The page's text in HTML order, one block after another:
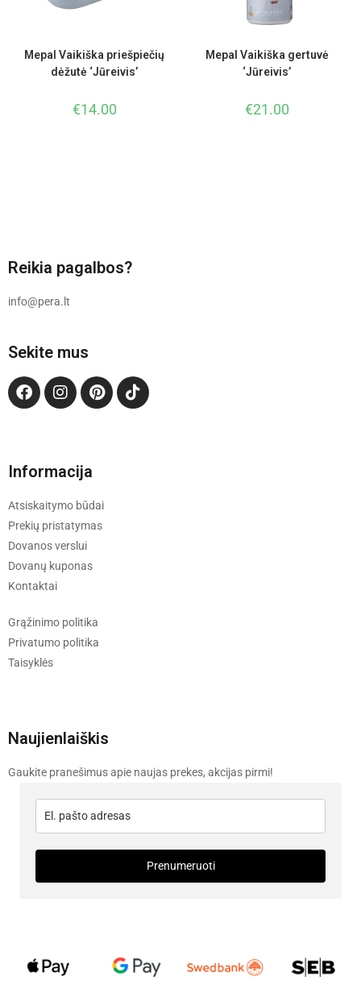
Mepal Vaikiška priešpiečių
dėžutė ‘Jūreivis’
€14.00
Mepal Vaikiška gertuvė
‘Jūreivis’
€21.00
Reikia pagalbos?
info@pera.lt
Sekite mus
Informacija
Atsiskaitymo būdai
Prekių pristatymas
Dovanos verslui
Dovanų kuponas
Kontaktai
Grąžinimo politika
Privatumo politika
Taisyklės
Naujienlaiškis
Gaukite pranešimus apie naujas prekes, akcijas pirmi!
Prenumeruoti